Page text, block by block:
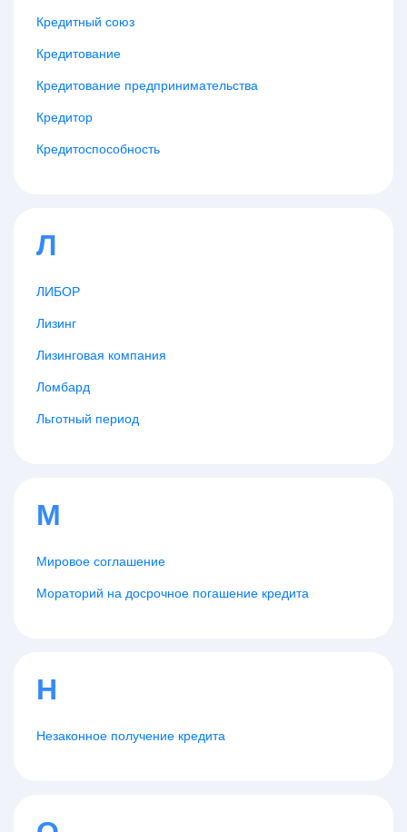
Кредитный союз
Кредитование
Кредитование предпринимательства
Кредитор
Кредитоспособность
Л
ЛИБОР
Лизинг
Лизинговая компания
Ломбард
Льготный период
М
Мировое соглашение
Мораторий на досрочное погашение кредита
Н
Незаконное получение кредита